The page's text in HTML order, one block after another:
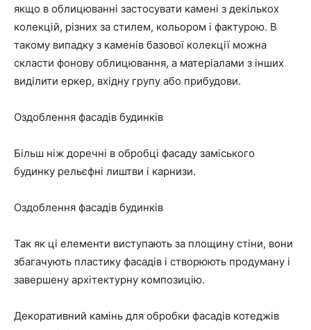
якщо в облицюванні застосувати камені з декількох
колекцій, різних за стилем, кольором і фактурою. В
такому випадку з каменів базової колекції можна
скласти фонову облицювання, а матеріалами з інших
виділити еркер, вхідну групу або прибудови.
Оздоблення фасадів будинків
Більш ніж доречні в обробці фасаду заміського
будинку рельєфні лиштви і карнизи.
Оздоблення фасадів будинків
Так як ці елементи виступають за площину стіни, вони
збагачують пластику фасадів і створюють продуману і
завершену архітектурну композицію.
Декоративний камінь для обробки фасадів котеджів